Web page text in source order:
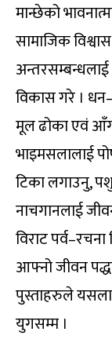
मान्छेको
सामाजिक
विकास गरे ।
मूल ढोका एवं
भाइमसलालाई
टिका लगाउनु,
नाचगानलाई
विराट
आफ्नो जीवन
पुस्ताहरुले
युगसम्म ।